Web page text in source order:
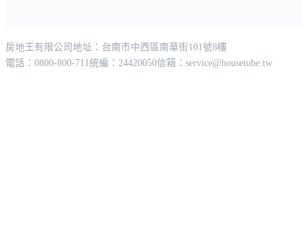
房地王有限公司 地址：台南市中西區南華街101號8樓
電話：0800-800-711統編：24420050信箱： service@housetube.tw